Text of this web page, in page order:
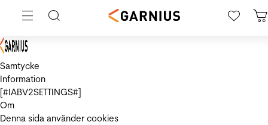
Samtycke
Information
[#IABV2SETTINGS#]
Om
Denna sida använder cookies